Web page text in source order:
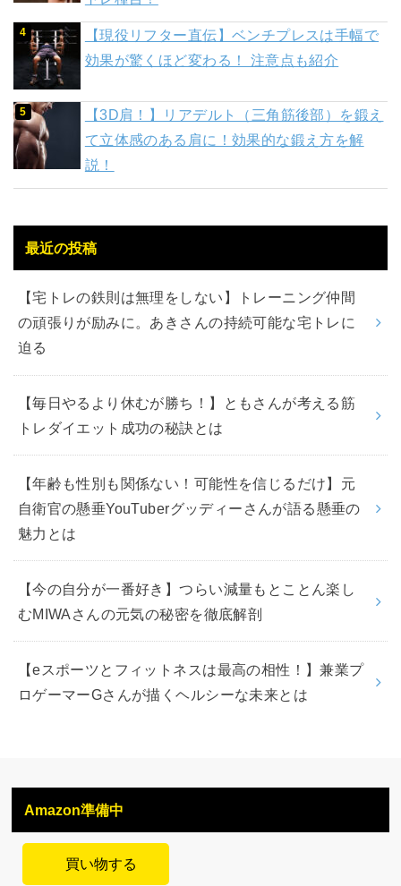
【現役リフター直伝】ベンチプレスは手幅で
効果が驚くほど変わる！ 注意点も紹介
【3D肩！】リアデルト（三角筋後部）を鍛え
て立体感のある肩に！効果的な鍛え方を解
説！
最近の投稿
【宅トレの鉄則は無理をしない】トレーニング仲間
の頑張りが励みに。あきさんの持続可能な宅トレに
迫る
【毎日やるより休むが勝ち！】ともさんが考える筋
トレダイエット成功の秘訣とは
【年齢も性別も関係ない！可能性を信じるだけ】元
自衛官の懸垂YouTuberグッディーさんが語る懸垂の
魅力とは
【今の自分が一番好き】つらい減量もとことん楽し
むMIWAさんの元気の秘密を徹底解剖
【eスポーツとフィットネスは最高の相性！】兼業プ
ロゲーマーGさんが描くヘルシーな未来とは
Amazon準備中
買い物する